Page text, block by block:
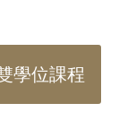
學位課程